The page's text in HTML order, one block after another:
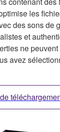
les
des sons de
et
ne
avez